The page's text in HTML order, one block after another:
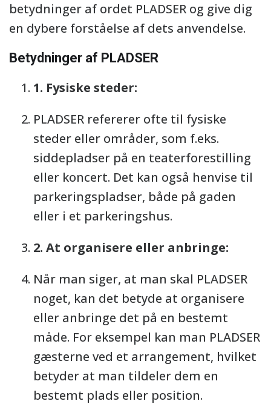
betydninger af ordet PLADSER og give dig
en dybere forståelse af dets anvendelse.
Betydninger af PLADSER
1. Fysiske steder:
PLADSER refererer ofte til fysiske
steder eller områder, som f.eks.
siddepladser på en teaterforestilling
eller koncert. Det kan også henvise til
parkeringspladser, både på gaden
eller i et parkeringshus.
2. At organisere eller anbringe:
Når man siger, at man skal PLADSER
noget, kan det betyde at organisere
eller anbringe det på en bestemt
måde. For eksempel kan man PLADSER
gæsterne ved et arrangement, hvilket
betyder at man tildeler dem en
bestemt plads eller position.